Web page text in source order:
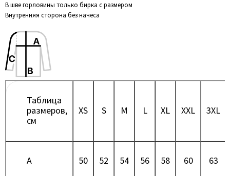
В шве горловины только бирка с размером
Внутренняя сторона без начеса
Таблица
размеров,
см
XS S M L XL XXL 3XL
A 50 52 54 56 58 60 63